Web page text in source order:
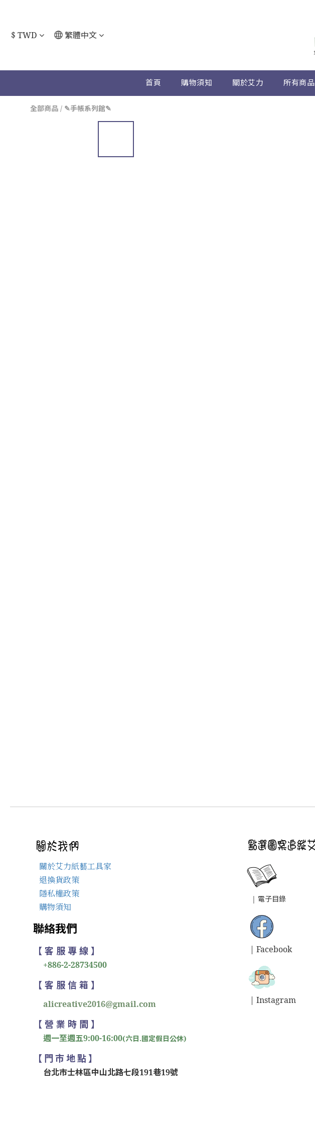
$ TWD 繁體中文
首頁 購物須知 關於艾力 所有商品
全部商品 / ✎手帳系列館✎
關於艾力紙藝工具家
退換貨政策
隱私權政策
購物須知
聯絡我們
【 客 服 專 線 】
+886-2-28734500
【 客 服 信 箱 】
alicreative2016@gmail.com
【 營 業 時 間 】
週一至週五9:00-16:00(六日.國定假日公休)
【 門 市 地 點 】
台北市士林區中山北路七段191巷19號
| 電子目錄
| Facebook
| Instagram